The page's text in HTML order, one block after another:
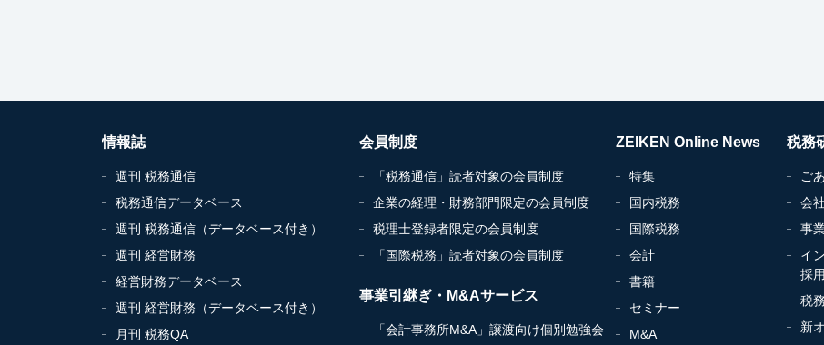
情報誌
週刊 税務通信
税務通信データベース
週刊 税務通信（データベース付き）
週刊 経営財務
経営財務データベース
週刊 経営財務（データベース付き）
月刊 税務QA
会員制度
「税務通信」読者対象の会員制度
企業の経理・財務部門限定の会員制度
税理士登録者限定の会員制度
「国際税務」読者対象の会員制度
事業引継ぎ・M&Aサービス
「会計事務所M&A」譲渡向け個別勉強会
ZEIKEN Online News
特集
国内税務
国際税務
会計
書籍
セミナー
M&A
税務
ご
会
事
イ
採
税
新